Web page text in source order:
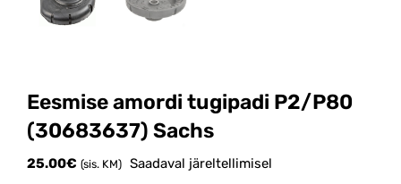
Eesmise amordi tugipadi P2/P80
(30683637) Sachs
25.00€ (sis. KM) Saadaval järeltellimisel